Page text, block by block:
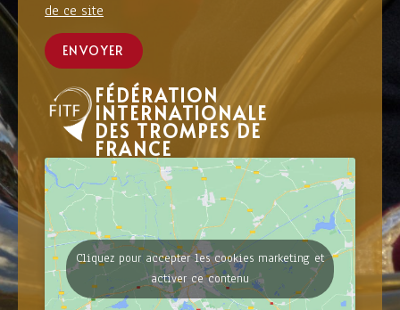
de ce site
ENVOYER
FÉDÉRATION
INTERNATIONALE
DES TROMPES DE
FRANCE
Cliquez pour accepter les cookies marketing et
activer ce contenu